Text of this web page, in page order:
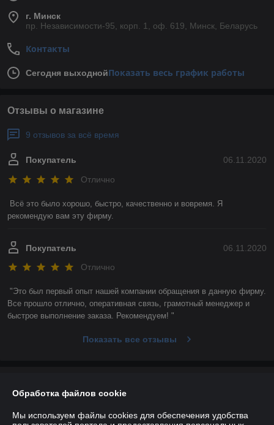
г. Минск
пр. Независимости-95, корп. 1, оф. 619, Минск, Беларусь
Контакты
Сегодня выходнойПоказать весь график работы
Отзывы о магазине
9 отзывов за всё время
06.11.2020
Покупатель
Отлично
Всё это было хорошо, быстро, качественно и вовремя. Я
рекомендую вам эту фирму.
06.11.2020
Покупатель
Отлично
"Это был первый опыт нашей компании обращения в данную фирму.
Все прошло отлично, оперативная связь, грамотный менеджер и
быстрое выполнение заказа. Рекомендуем! "
Показать все отзывы
Обработка файлов cookie
Мы используем файлы cookies для обеспечения удобства